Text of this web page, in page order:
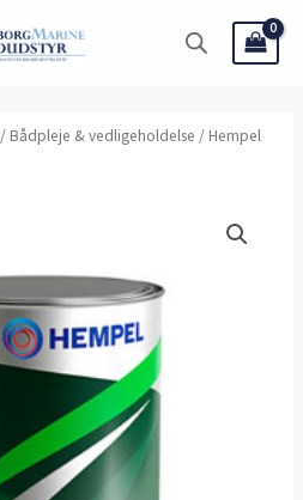
/ Bådpleje & vedligeholdelse / Hempel